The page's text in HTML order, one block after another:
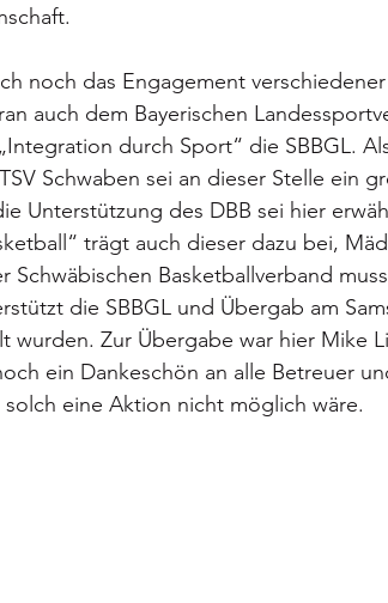
noch das Engagement
auch dem Bayerischen
durch Sport“ die SBBGL.
Schwaben sei an dieser Stelle ein
Unterstützung des DBB sei hier
trägt auch dieser dazu bei,
Schwäbischen Basketballverband
die SBBGL und Übergab am
wurden. Zur Übergabe war hier Mike
ein Dankeschön an alle Betreuer
eine Aktion nicht möglich wäre.